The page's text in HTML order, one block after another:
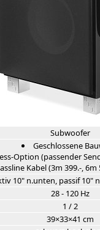
Subwoofer
Geschlossene
Option (passender
Kabel (3m 399.-, 6m
10" n.unten, passif 10"
28 - 120 Hz
1 / 2
39×33×41 cm